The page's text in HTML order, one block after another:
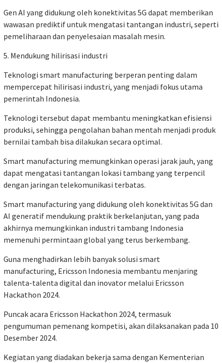
Gen AI yang didukung oleh konektivitas 5G dapat memberikan
wawasan prediktif untuk mengatasi tantangan industri, seperti
pemeliharaan dan penyelesaian masalah mesin.
5. Mendukung hilirisasi industri
Teknologi smart manufacturing berperan penting dalam
mempercepat hilirisasi industri, yang menjadi fokus utama
pemerintah Indonesia.
Teknologi tersebut dapat membantu meningkatkan efisiensi
produksi, sehingga pengolahan bahan mentah menjadi produk
bernilai tambah bisa dilakukan secara optimal.
Smart manufacturing memungkinkan operasi jarak jauh, yang
dapat mengatasi tantangan lokasi tambang yang terpencil
dengan jaringan telekomunikasi terbatas.​​​​​​​
Smart manufacturing yang didukung oleh konektivitas 5G dan
AI generatif mendukung praktik berkelanjutan, yang pada
akhirnya memungkinkan industri tambang Indonesia
memenuhi permintaan global yang terus berkembang.
Guna menghadirkan lebih banyak solusi smart
manufacturing, Ericsson Indonesia membantu menjaring
talenta-talenta digital dan inovator ​​​​​​​melalui Ericsson
Hackathon 2024.
Puncak acara Ericsson Hackathon 2024, termasuk
pengumuman pemenang kompetisi, akan dilaksanakan pada 10
Desember 2024.
Kegiatan yang diadakan bekerja sama dengan Kementerian